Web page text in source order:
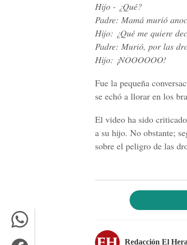
Hijo - ¿Qué?
Padre: Mamá murió
Hijo: ¿Qué me quiere
Padre: Murió, por las
Hijo: ¡NOOOOOO!
Fue la pequeña
se echó a llorar en los
El video ha sido
a su hijo. No obstante;
sobre el peligro de las
Redacción El